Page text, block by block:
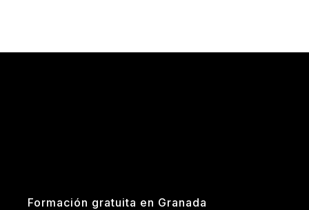
Formación gratuita en Granada